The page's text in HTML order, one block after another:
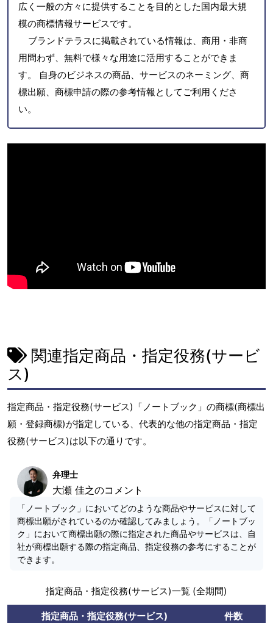
広く一般の方々に提供することを目的とした国内最大規
模の商標情報サービスです。
ブランドテラスに掲載されている情報は、商用・非商
用問わず、無料で様々な用途に活用することができま
す。 自身のビジネスの商品、サービスのネーミング、商
標出願、商標申請の際の参考情報としてご利用くださ
い。
関連指定商品・指定役務(サービ
ス)
指定商品・指定役務(サービス)「ノートブック」の商標(商標出
願・登録商標)が指定している、代表的な他の指定商品・指定
役務(サービス)は以下の通りです。
弁理士
大瀬 佳之のコメント
「ノートブック」においてどのような商品やサービスに対して
商標出願がされているのか確認してみましょう。「ノートブッ
ク」において商標出願の際に指定された商品やサービスは、自
社が商標出願する際の指定商品、指定役務の参考にすることが
できます。
指定商品・指定役務(サービス)一覧 (全期間)
指定商品・指定役務(サービス) 件数